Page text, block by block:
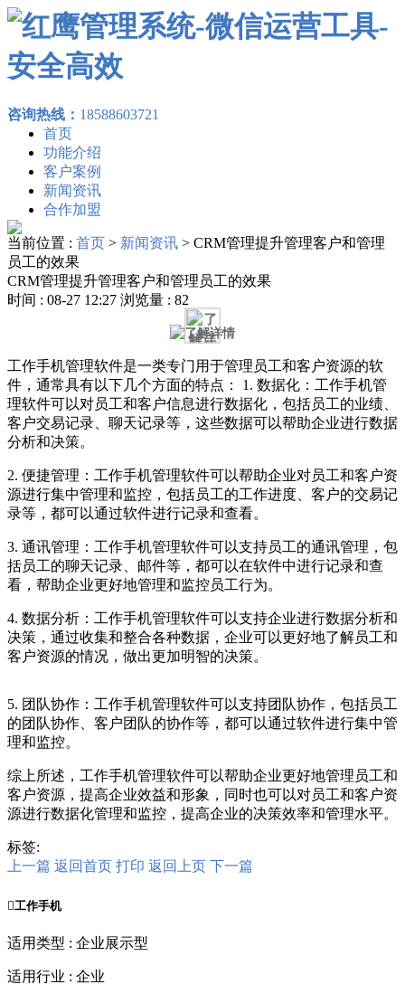
咨询热线： 18588603721
首页
功能介绍
客户案例
新闻资讯
合作加盟
当前位置 : 首页 > 新闻资讯 > CRM管理提升管理客户和管理
员工的效果
CRM管理提升管理客户和管理员工的效果
时间 : 08-27 12:27 浏览量 : 82
工作手机管理软件是一类专门用于管理员工和客户资源的软
件，通常具有以下几个方面的特点： 1. 数据化：工作手机管
理软件可以对员工和客户信息进行数据化，包括员工的业绩、
客户交易记录、聊天记录等，这些数据可以帮助企业进行数据
分析和决策。
2. 便捷管理：工作手机管理软件可以帮助企业对员工和客户资
源进行集中管理和监控，包括员工的工作进度、客户的交易记
录等，都可以通过软件进行记录和查看。
3. 通讯管理：工作手机管理软件可以支持员工的通讯管理，包
括员工的聊天记录、邮件等，都可以在软件中进行记录和查
看，帮助企业更好地管理和监控员工行为。
4. 数据分析：工作手机管理软件可以支持企业进行数据分析和
决策，通过收集和整合各种数据，企业可以更好地了解员工和
客户资源的情况，做出更加明智的决策。
5. 团队协作：工作手机管理软件可以支持团队协作，包括员工
的团队协作、客户团队的协作等，都可以通过软件进行集中管
理和监控。
综上所述，工作手机管理软件可以帮助企业更好地管理员工和
客户资源，提高企业效益和形象，同时也可以对员工和客户资
源进行数据化管理和监控，提高企业的决策效率和管理水平。
标签:
上一篇 返回首页 打印 返回上页 下一篇
工作手机
适用类型 : 企业展示型
适用行业 : 企业